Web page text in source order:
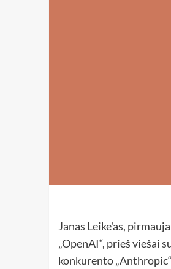
Janas Leike'as,
„OpenAI“, prieš viešai
konkurento